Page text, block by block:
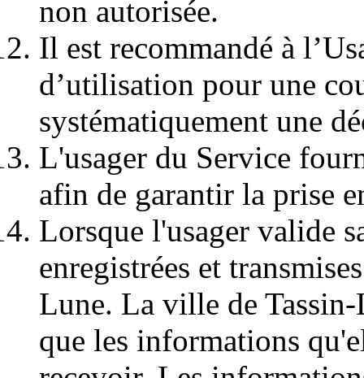
non autorisée.
Il est recommandé à
d’utilisation pour une
systématiquement une
L'usager du Service
afin de garantir la prise
Lorsque l'usager valide
enregistrées et
Lune. La ville de
que les informations